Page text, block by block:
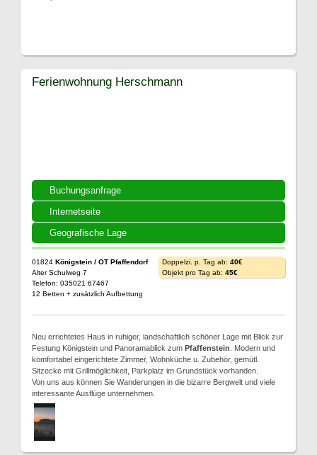
Buchungsanfrage
Internetseite
Geografische Lage
Ferienwohnung Herschmann
01824 Königstein / OT Pfaffendorf
Alter Schulweg 7
Telefon: 035021 67467
12 Betten + zusätzlich Aufbettung
Doppelzi. p. Tag ab: 40€
Objekt pro Tag ab: 45€
Neu errichtetes Haus in ruhiger, landschaftlich schöner Lage mit Blick zur
Festung Königstein und Panoramablick zum Pfaffenstein . Modern und
komfortabel eingerichtete Zimmer, Wohnküche u. Zubehör, gemütl.
Sitzecke mit Grillmöglichkeit, Parkplatz im Grundstück vorhanden.
Von uns aus können Sie Wanderungen in die bizarre Bergwelt und viele
interessante Ausflüge unternehmen.